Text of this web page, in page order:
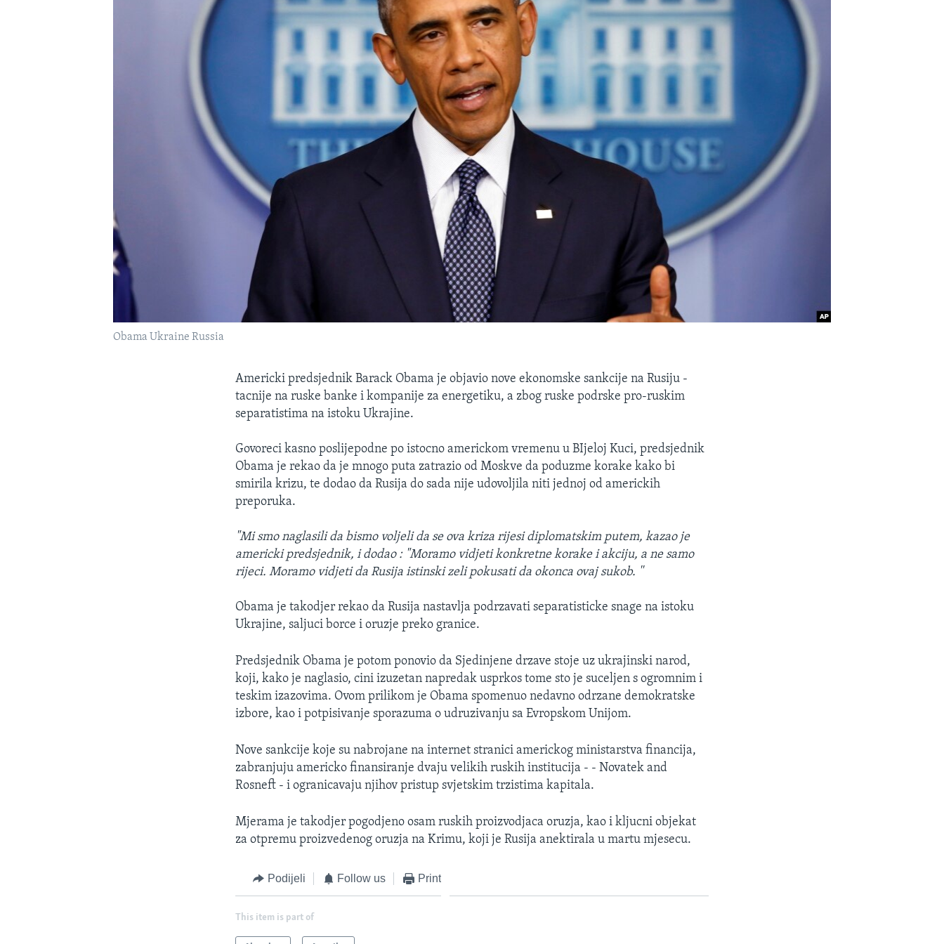
Obama Ukraine Russia
Americki predsjednik Barack Obama je objavio nove ekonomske sankcije na Rusiju -
tacnije na ruske banke i kompanije za energetiku, a zbog ruske podrske pro-ruskim
separatistima na istoku Ukrajine.
Govoreci kasno poslijepodne po istocno americkom vremenu u BIjeloj Kuci, predsjednik
Obama je rekao da je mnogo puta zatrazio od Moskve da poduzme korake kako bi
smirila krizu, te dodao da Rusija do sada nije udovoljila niti jednoj od americkih
preporuka.
"Mi smo naglasili da bismo voljeli da se ova kriza rijesi diplomatskim putem, kazao je
americki predsjednik, i dodao : "Moramo vidjeti konkretne korake i akciju, a ne samo
rijeci. Moramo vidjeti da Rusija istinski zeli pokusati da okonca ovaj sukob. ''
Obama je takodjer rekao da Rusija nastavlja podrzavati separatisticke snage na istoku
Ukrajine, saljuci borce i oruzje preko granice.
Predsjednik Obama je potom ponovio da Sjedinjene drzave stoje uz ukrajinski narod,
koji, kako je naglasio, cini izuzetan napredak usprkos tome sto je suceljen s ogromnim i
teskim izazovima. Ovom prilikom je Obama spomenuo nedavno odrzane demokratske
izbore, kao i potpisivanje sporazuma o udruzivanju sa Evropskom Unijom.
Nove sankcije koje su nabrojane na internet stranici americkog ministarstva financija,
zabranjuju americko finansiranje dvaju velikih ruskih institucija - - Novatek and
Rosneft - i ogranicavaju njihov pristup svjetskim trzistima kapitala.
Mjerama je takodjer pogodjeno osam ruskih proizvodjaca oruzja, kao i kljucni objekat
za otpremu proizvedenog oruzja na Krimu, koji je Rusija anektirala u martu mjesecu.
Podijeli Follow us Print
This item is part of